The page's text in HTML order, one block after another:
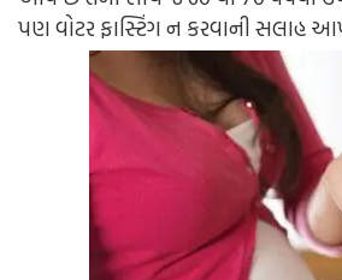
પણ વોટર ફાસ્ટિંગ ન કરવાની સલાહ